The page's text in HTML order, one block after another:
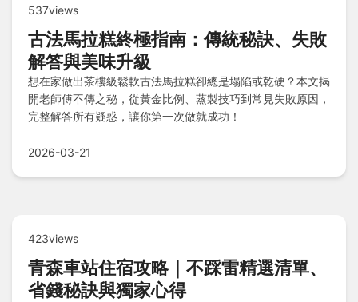
537views
古法馬拉糕終極指南：傳統秘訣、失敗
解答與美味升級
想在家做出茶樓級鬆軟古法馬拉糕卻總是塌陷或乾硬？本文揭
開老師傅不傳之秘，從黃金比例、蒸製技巧到常見失敗原因，
完整解答所有疑惑，讓你第一次做就成功！
2026-03-21
423views
青森車站住宿攻略｜不踩雷精選清單、
省錢秘訣與獨家心得